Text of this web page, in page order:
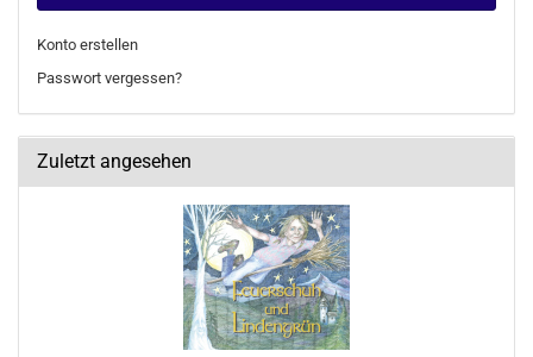
Konto erstellen
Passwort vergessen?
Zuletzt angesehen